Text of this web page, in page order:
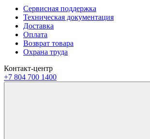
Сервисная поддержка
Техническая документация
Доставка
Оплата
Возврат товара
Охрана труда
Контакт-центр
+7 804 700 1400